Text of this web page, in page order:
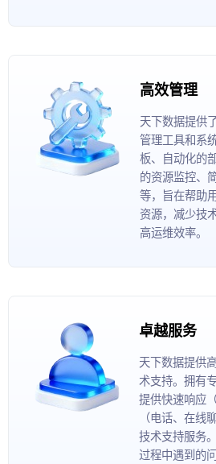
高效管理
天下数据提供
管理工具和系
板、自动化的
的资源监控、
等，旨在帮助
资源，减少技
高运维效率。
卓越服务
天下数据提供
术支持。拥有
提供快速响应
（电话、在线
技术支持服务
过程中遇到的